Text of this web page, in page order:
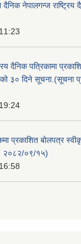
नेपालगन्ज राष्ट्रिय
दैनिक पत्रिकामा
३० दिने सूचना.(सूचना
प्रकाशित बोलपत्र
: २०८२/०९/१५)